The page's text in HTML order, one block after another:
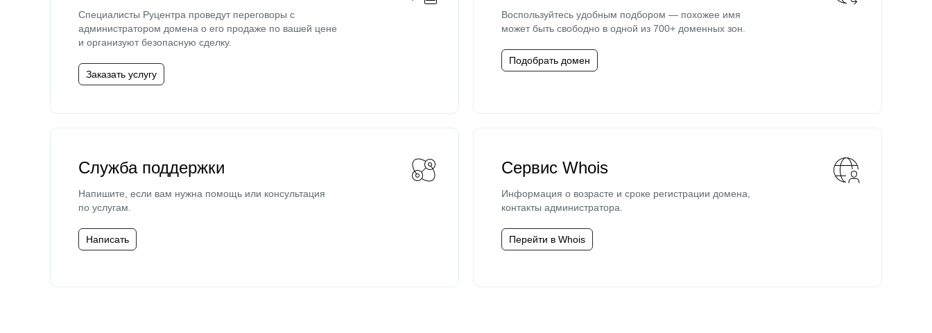
Специалисты Руцентра проведут переговоры с
администратором домена о его продаже по вашей цене
и организуют безопасную сделку.
Заказать услугу
Воспользуйтесь удобным подбором — похожее имя
может быть свободно в одной из 700+ доменных зон.
Подобрать домен
Служба поддержки
Напишите, если вам нужна помощь или консультация
по услугам.
Написать
Сервис Whois
Информация о возрасте и сроке регистрации домена,
контакты администратора.
Перейти в Whois